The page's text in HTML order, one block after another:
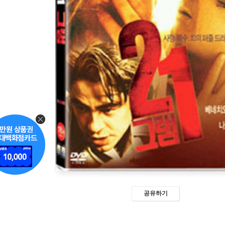
공유하기